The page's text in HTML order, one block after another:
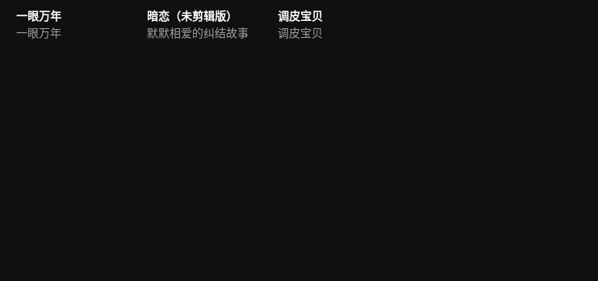
一眼万年
一眼万年
暗恋（未剪辑版）
默默相爱的纠结故事
调皮宝贝
调皮宝贝